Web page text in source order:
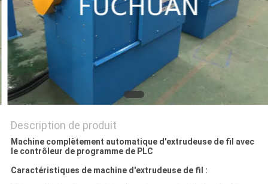
AFFAIRES
PLAN
DU
SITE
PRIVACY
POLICY
Description de produit
Machine complètement automatique d'extrudeuse de fil avec
le contrôleur de programme de PLC
Caractéristiques de machine d'extrudeuse de fil :